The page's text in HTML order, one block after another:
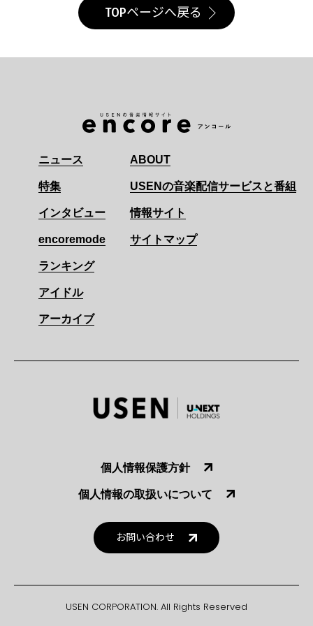
TOPページへ戻る
ニュース
特集
インタビュー
encoremode
ランキング
アイドル
アーカイブ
ABOUT
USENの音楽配信サービスと番組
情報サイト
サイトマップ
個人情報保護方針
個人情報の取扱いについて
お問い合わせ
USEN CORPORATION. All Rights Reserved